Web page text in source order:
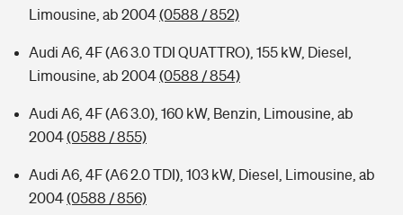
Limousine, ab 2004(0588 / 852)
Audi A6, 4F (A6 3.0 TDI QUATTRO), 155 kW, Diesel,
Limousine, ab 2004(0588 / 854)
Audi A6, 4F (A6 3.0), 160 kW, Benzin, Limousine, ab
2004(0588 / 855)
Audi A6, 4F (A6 2.0 TDI), 103 kW, Diesel, Limousine, ab
2004(0588 / 856)